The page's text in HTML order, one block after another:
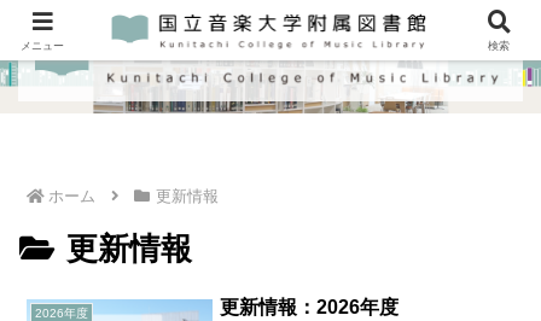
ホーム 更新情報
更新情報
2026年度 更新情報：2026年度
メニュー 検索